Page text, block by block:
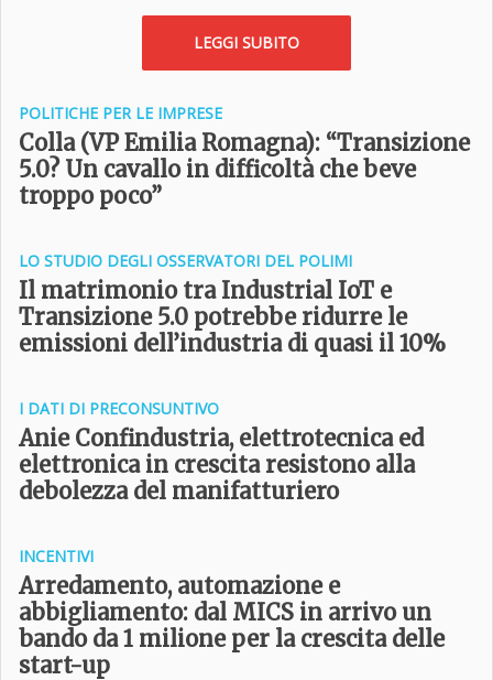
LEGGI SUBITO
POLITICHE PER LE IMPRESE
Colla (VP Emilia Romagna): “Transizione
5.0? Un cavallo in difficoltà che beve
troppo poco”
LO STUDIO DEGLI OSSERVATORI DEL POLIMI
Il matrimonio tra Industrial IoT e
Transizione 5.0 potrebbe ridurre le
emissioni dell’industria di quasi il 10%
I DATI DI PRECONSUNTIVO
Anie Confindustria, elettrotecnica ed
elettronica in crescita resistono alla
debolezza del manifatturiero
INCENTIVI
Arredamento, automazione e
abbigliamento: dal MICS in arrivo un
bando da 1 milione per la crescita delle
start-up